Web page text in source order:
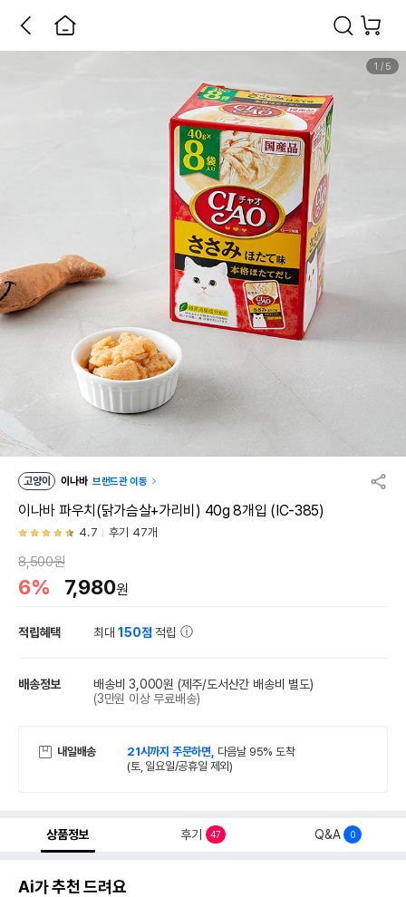
1 / 5
고양이 이나바 브랜드관 이동
이나바 파우치(닭가슴살+가리비) 40g 8개입 (IC-385)
4.7 후기 47개
8,500원
6% 7,980원
적립혜택 최대150점 적립
배송정보 배송비 3,000원 (제주/도서산간 배송비 별도)
(3만원 이상 무료배송)
내일배송 21시까지 주문하면, 다음날 95% 도착
(토, 일요일/공휴일 제외)
상품정보 후기 47 Q&A 0
Ai가 추천 드려요